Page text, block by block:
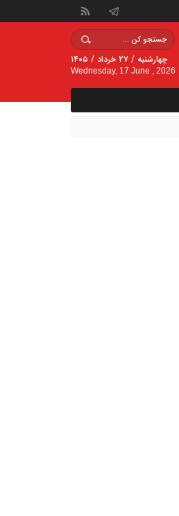
چهارشنبه / ۲۷ خرداد / ۱۴۰۵
Wednesday, 17 June , 2026